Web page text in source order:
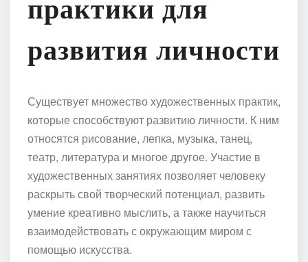
практики для
развития личности
Существует множество художественных практик,
которые способствуют развитию личности. К ним
относятся рисование, лепка, музыка, танец,
театр, литература и многое другое. Участие в
художественных занятиях позволяет человеку
раскрыть свой творческий потенциал, развить
умение креативно мыслить, а также научиться
взаимодействовать с окружающим миром с
помощью искусства.